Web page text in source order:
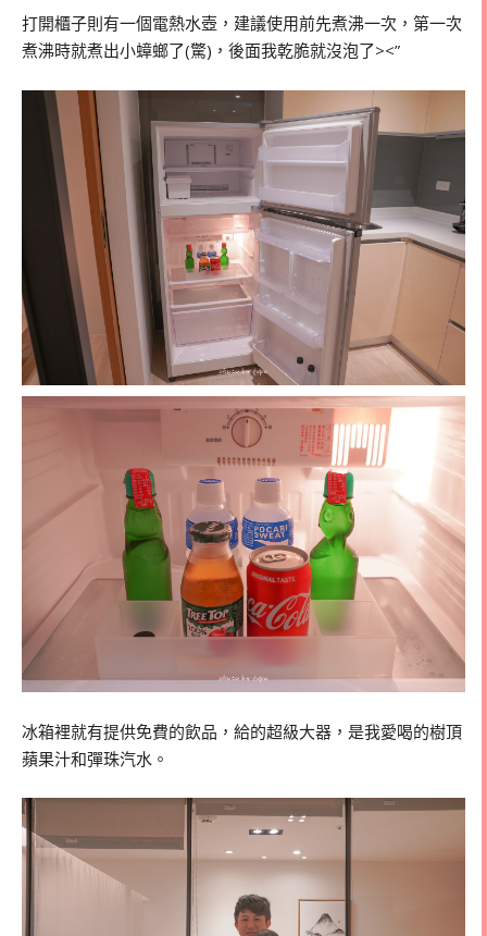
打開櫃子則有一個電熱水壺，建議使用前先煮沸一次，第一次
煮沸時就煮出小蟑螂了(驚)，後面我乾脆就沒泡了><”
冰箱裡就有提供免費的飲品，給的超級大器，是我愛喝的樹頂
蘋果汁和彈珠汽水。